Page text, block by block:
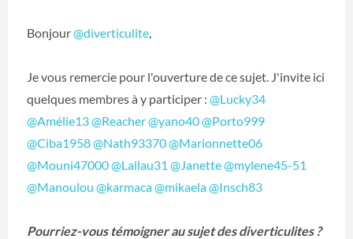
Bonjour@diverticulite
Je vous remercie pour l'ouverture de ce sujet. J'invite ici
quelques membres à y participer : @Lucky34
@Amélie13@Reacher@yano40@Porto999
@Ciba1958@Nath93370@Marionnette06
@Mouni47000@Lallau31 @Janette@mylene45-51
@Manoulou @karmaca@mikaela@Insch83
Pourriez-vous témoigner au sujet des diverticulites ?